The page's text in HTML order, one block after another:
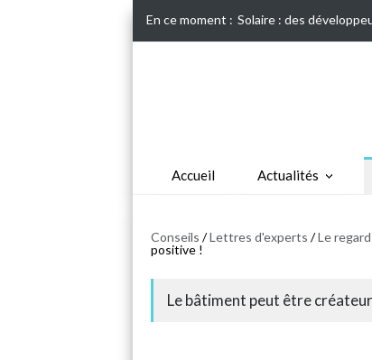
En ce moment : Solaire : des
Accueil Actualités
Conseils /Lettres d'experts /Le
positive !
Le bâtiment peut être